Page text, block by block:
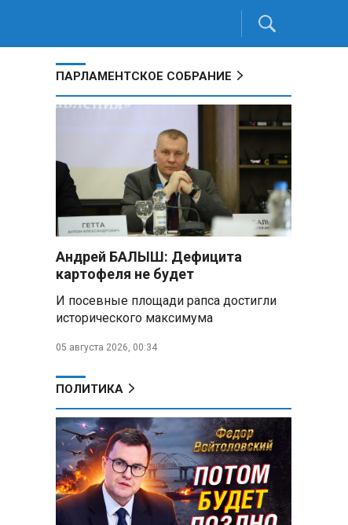
ПАРЛАМЕНТСКОЕ СОБРАНИЕ
Андрей БАЛЫШ: Дефицита
картофеля не будет
И посевные площади рапса достигли
исторического максимума
05 августа 2026, 00:34
ПОЛИТИКА